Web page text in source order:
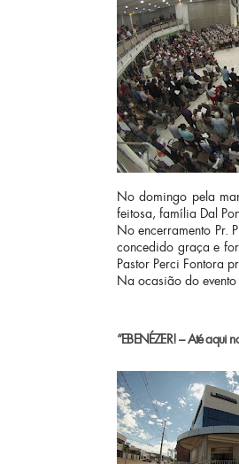
No domingo pela
feitosa, família Dal
No encerramento Pr.
concedido graça e
Pastor Perci Fontora
Na ocasião do
“EBENÉZER! – Até aqui